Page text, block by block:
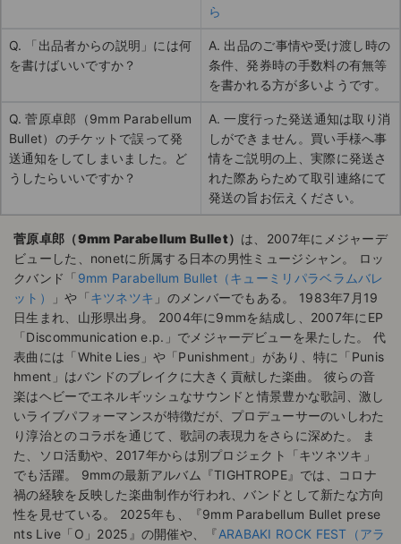
ら
Q. 「出品者からの説明」には何
を書けばいいですか？
A. 出品のご事情や受け渡し時の
条件、発券時の手数料の有無等
を書かれる方が多いようです。
Q. 菅原卓郎（9mm Parabellum
Bullet）のチケットで誤って発
送通知をしてしまいました。ど
うしたらいいですか？
A. 一度行った発送通知は取り消
しができません。買い手様へ事
情をご説明の上、実際に発送さ
れた際あらためて取引連絡にて
発送の旨お伝えください。
菅原卓郎（9mm Parabellum Bullet） は、2007年にメジャーデ
ビューした、nonetに所属する日本の男性ミュージシャン。 ロッ
クバンド「9mm Parabellum Bullet（キューミリパラベラムバレ
ット）
」や「キツネツキ 」のメンバーでもある。 1983年7月19
日生まれ、山形県出身。 2004年に9mmを結成し、2007年にEP
「Discommunication e.p.」でメジャーデビューを果たした。 代
表曲には「White Lies」や「Punishment」があり、特に「Punis
hment」はバンドのブレイクに大きく貢献した楽曲。 彼らの音
楽はヘビーでエネルギッシュなサウンドと情景豊かな歌詞、激し
いライブパフォーマンスが特徴だが、プロデューサーのいしわた
り淳治とのコラボを通じて、歌詞の表現力をさらに深めた。 ま
た、ソロ活動や、2017年からは別プロジェクト「キツネツキ」
でも活躍。 9mmの最新アルバム『TIGHTROPE』では、コロナ
禍の経験を反映した楽曲制作が行われ、バンドとして新たな方向
性を見せている。 2025年も、『9mm Parabellum Bullet prese
nts Live「O」2025』の開催や、『ARABAKI ROCK FEST（アラ